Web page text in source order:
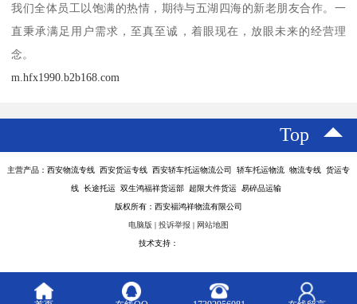
我们全体员工以饱满的热情，期待与五湖四海的新老朋友合作。一
直秉承满足用户需求，至真至诚，着眼现在，放眼未来的经营理
念。
m.hfx1990.b2b168.com
Top
主营产品：西安物流专线 西安货运专线 西安轿车托运物流公司 轿车托运物流 物流专线 货运专
线 长途托运 双生鸿福祥货运部 超限大件货运 易碎品运输
版权所有：西安福鸿祥物流有限公司
电脑版 | 投诉举报 | 网站地图
技术支持：